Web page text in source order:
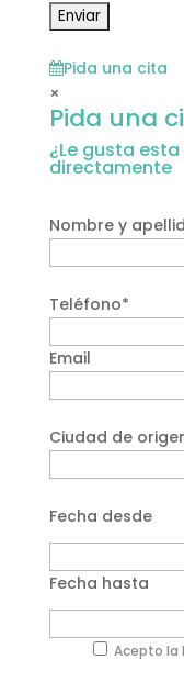
Pida una cita
×
Pida una
¿Le gusta
directamente
Nombre y
Teléfono*
Email
Ciudad de
Fecha desde
Fecha hasta
Acepto la